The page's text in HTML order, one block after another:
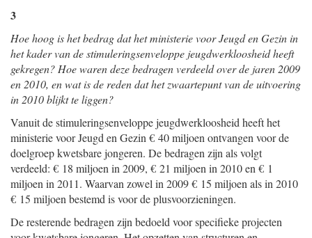
3
Hoe hoog is het bedrag dat het ministerie voor Jeugd en Gezin in
het kader van de stimuleringsenveloppe jeugdwerkloosheid heeft
gekregen? Hoe waren deze bedragen verdeeld over de jaren 2009
en 2010, en wat is de reden dat het zwaartepunt van de uitvoering
in 2010 blijkt te liggen?
Vanuit de stimuleringsenveloppe jeugdwerkloosheid heeft het
ministerie voor Jeugd en Gezin € 40 miljoen ontvangen voor de
doelgroep kwetsbare jongeren. De bedragen zijn als volgt
verdeeld: € 18 miljoen in 2009, € 21 miljoen in 2010 en € 1
miljoen in 2011. Waarvan zowel in 2009 € 15 miljoen als in 2010
€ 15 miljoen bestemd is voor de plusvoorzieningen.
De resterende bedragen zijn bedoeld voor specifieke projecten